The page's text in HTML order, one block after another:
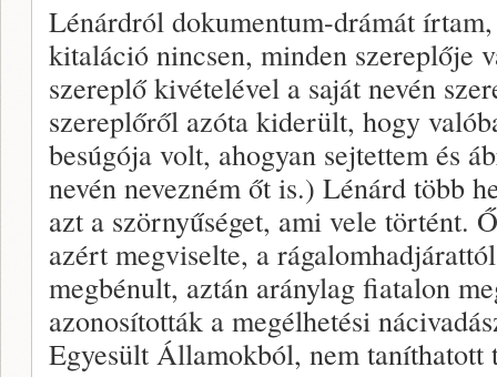
Lénárdról dokumentum-drámát
kitaláció nincsen, minden szereplője
szereplő kivételével a saját nevén
szereplőről azóta kiderült, hogy
besúgója volt, ahogyan sejtettem és
nevén nevezném őt is.) Lénárd több
azt a szörnyűséget, ami vele történt.
azért megviselte, a
megbénult, aztán aránylag fiatalon
azonosították a megélhetési
Egyesült Államokból, nem taníthatott